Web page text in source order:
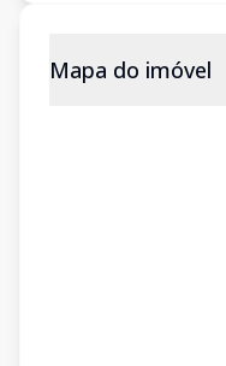
Mapa do imóvel